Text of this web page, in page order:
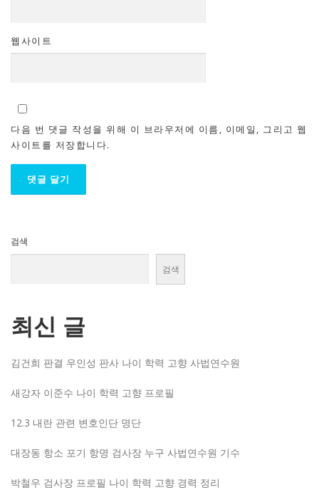
웹사이트
다음 번 댓글 작성을 위해 이 브라우저에 이름, 이메일, 그리고 웹
사이트를 저장합니다.
검색
검색
최신 글
김건희 판결 우인성 판사 나이 학력 고향 사법연수원
새강자 이준수 나이 학력 고향 프로필
12.3 내란 관련 변호인단 명단
대장동 항소 포기 항명 검사장 누구 사법연수원 기수
박철우 검사장 프로필 나이 학력 고향 경력 정리